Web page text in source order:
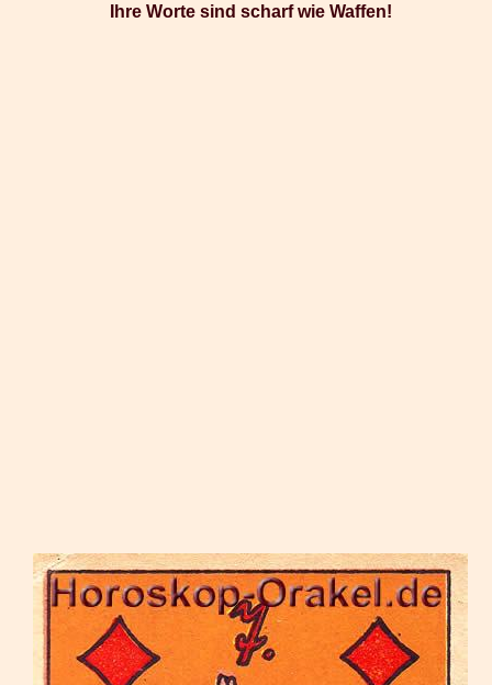
Ihre Worte sind scharf wie Waffen!